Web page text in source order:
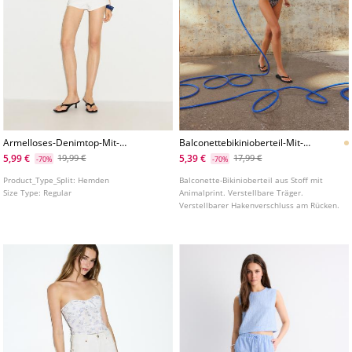
Armelloses-Denimtop-Mit-
Knopfen
5,99 € -70% 19,99 €
Product_Type_Split: Hemden
Size Type: Regular
Balconettebikinioberteil-Mit-
Animalprint
5,39 € -70% 17,99 €
Balconette-Bikinioberteil aus Stoff mit
Animalprint. Verstellbare Träger.
Verstellbarer Hakenverschluss am Rücken.